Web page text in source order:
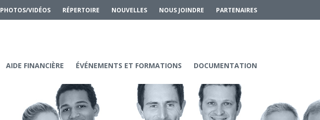
PHOTOS/VIDÉOS RÉPERTOIRE NOUVELLES NOUS JOINDRE PARTENAIRES
AIDE FINANCIÈRE ÉVÉNEMENTS ET FORMATIONS DOCUMENTATION